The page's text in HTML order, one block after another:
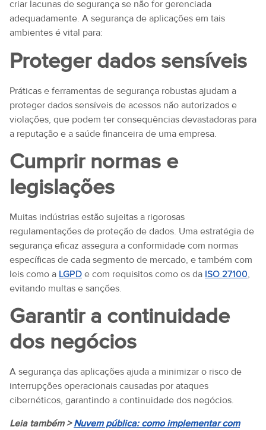
criar lacunas de segurança se não for gerenciada
adequadamente. A segurança de aplicações em tais
ambientes é vital para:
Proteger dados sensíveis
Práticas e ferramentas de segurança robustas ajudam a
proteger dados sensíveis de acessos não autorizados e
violações, que podem ter consequências devastadoras para
a reputação e a saúde financeira de uma empresa.
Cumprir normas e
legislações
Muitas indústrias estão sujeitas a rigorosas
regulamentações de proteção de dados. Uma estratégia de
segurança eficaz assegura a conformidade com normas
específicas de cada segmento de mercado, e também com
leis como a LGPD e com requisitos como os da ISO 27100,
evitando multas e sanções.
Garantir a continuidade
dos negócios
A segurança das aplicações ajuda a minimizar o risco de
interrupções operacionais causadas por ataques
cibernéticos, garantindo a continuidade dos negócios.
Leia também >Nuvem pública: como implementar com